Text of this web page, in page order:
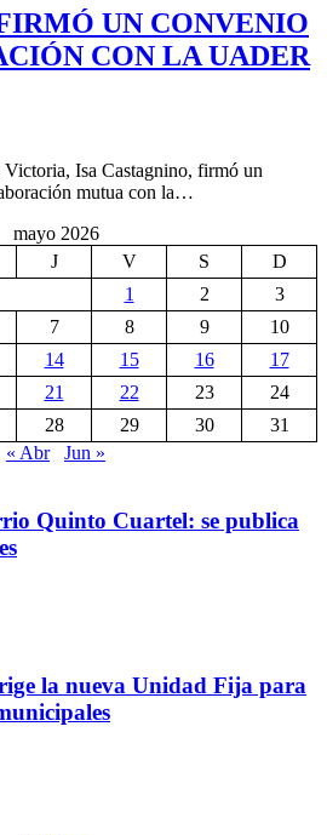
UN CONVENIO
CON LA UADER
Isa Castagnino, firmó un
mutua con la…
mayo 2026
J V S
D
1
2
3
7 8 9
10
14 15 16
17
21 22 23
24
28 29 30
31
« Abr
Jun »
Quinto Cuartel: se publica
la nueva Unidad Fija para